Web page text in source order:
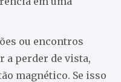
ou encontros
a perder de vista,
magnético. Se isso